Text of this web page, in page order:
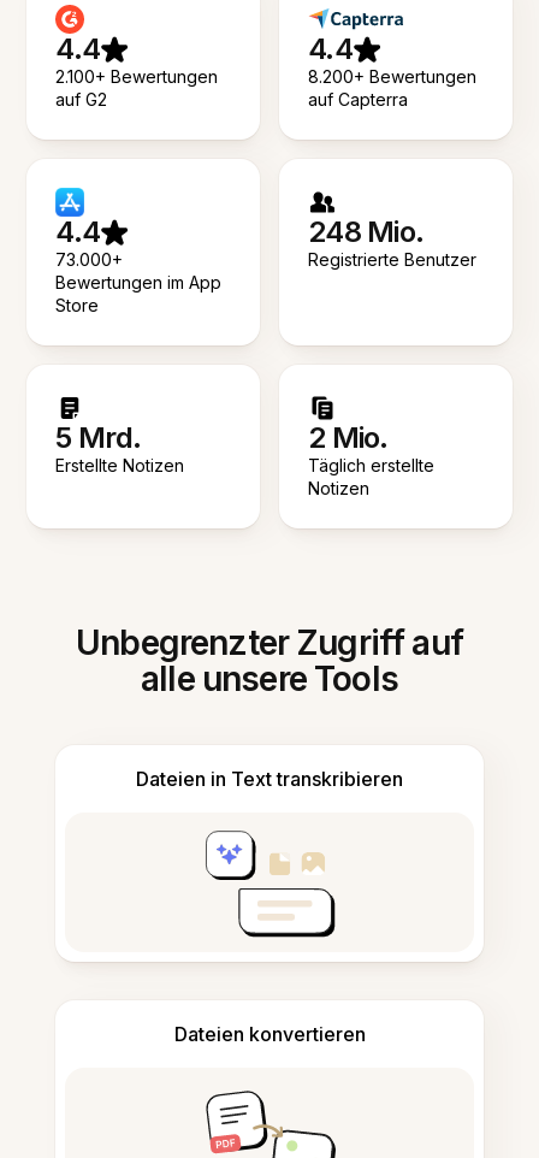
4.4
2.100+ Bewertungen
auf G2
4.4
8.200+ Bewertungen
auf Capterra
4.4
73.000+
Bewertungen im App
Store
248 Mio.
Registrierte Benutzer
5 Mrd.
Erstellte Notizen
2 Mio.
Täglich erstellte
Notizen
Unbegrenzter Zugriff auf
alle unsere Tools
Dateien in Text transkribieren
Dateien konvertieren